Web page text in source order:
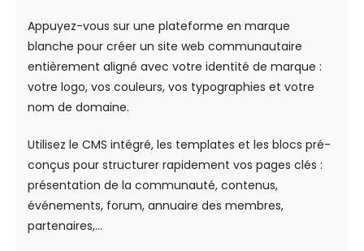
Appuyez-vous sur une plateforme en marque
blanche pour créer un site web communautaire
entièrement aligné avec votre identité de marque :
votre logo, vos couleurs, vos typographies et votre
nom de domaine.
Utilisez le CMS intégré, les templates et les blocs pré-
conçus pour structurer rapidement vos pages clés :
présentation de la communauté, contenus,
événements, forum, annuaire des membres,
partenaires,…